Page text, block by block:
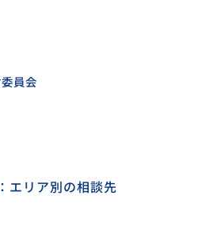
員会
エリア別の相談先